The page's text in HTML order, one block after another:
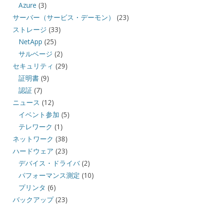
Azure (3)
サーバー（サービス・デーモン）
(23)
ストレージ (33)
NetApp (25)
サルベージ (2)
セキュリティ (29)
証明書 (9)
認証 (7)
ニュース (12)
イベント参加 (5)
テレワーク (1)
ネットワーク (38)
ハードウェア (23)
デバイス・ドライバ(2)
パフォーマンス測定 (10)
プリンタ (6)
バックアップ(23)